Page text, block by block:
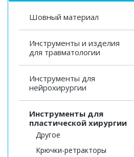
Шовный материал
Инструменты и изделия
для травматологии
Инструменты для
нейрохирургии
Инструменты для
пластической хирургии
Другое
Крючки-ретракторы